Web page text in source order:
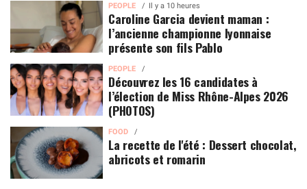
PEOPLE Il y a 10 heures
Caroline Garcia devient maman :
l’ancienne championne lyonnaise
présente son fils Pablo
PEOPLE
Découvrez les 16 candidates à
l’élection de Miss Rhône-Alpes 2026
(PHOTOS)
FOOD
La recette de l'été : Dessert chocolat,
abricots et romarin